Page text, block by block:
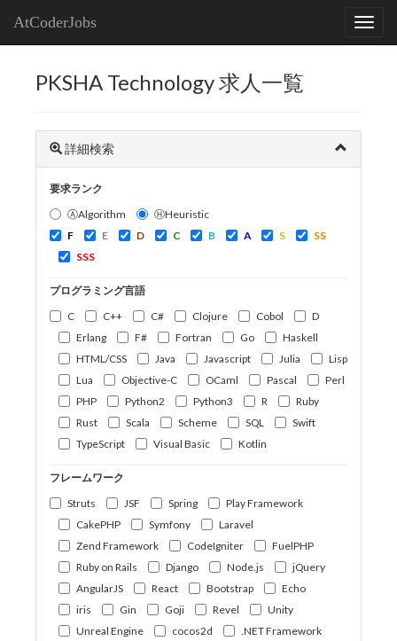
AtCoderJobs
PKSHA Technology 求人一覧
詳細検索
要求ランク
ⒶAlgorithm
ⒽHeuristic
F
E D C B A S
SS
SSS
プログラミング言語
C
C++ C# Clojure Cobol
D
Erlang
F# Fortran Go
Haskell
HTML/CSS
Java Javascript Julia
Lisp
Lua
Objective-C OCaml Pascal
Perl
PHP
Python2 Python3 R
Ruby
Rust
Scala Scheme SQL
Swift
TypeScript
Visual Basic Kotlin
フレームワーク
Struts
JSF Spring
Play Framework
CakePHP
Symfony
Laravel
Zend Framework
CodeIgniter
FuelPHP
Ruby on Rails
Django Node.js
jQuery
AngularJS
React Bootstrap
Echo
iris
Gin Goji Revel
Unity
Unreal Engine
cocos2d
.NET Framework